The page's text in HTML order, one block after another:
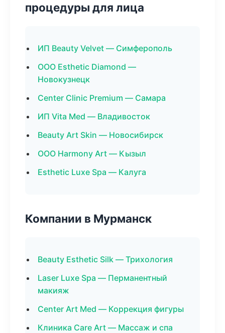
процедуры для лица
ИП Beauty Velvet — Симферополь
ООО Esthetic Diamond —
Новокузнецк
Center Clinic Premium — Самара
ИП Vita Med — Владивосток
Beauty Art Skin — Новосибирск
ООО Harmony Art — Кызыл
Esthetic Luxe Spa — Калуга
Компании в Мурманск
Beauty Esthetic Silk — Трихология
Laser Luxe Spa — Перманентный
макияж
Center Art Med — Коррекция фигуры
Клиника Care Art — Массаж и спа